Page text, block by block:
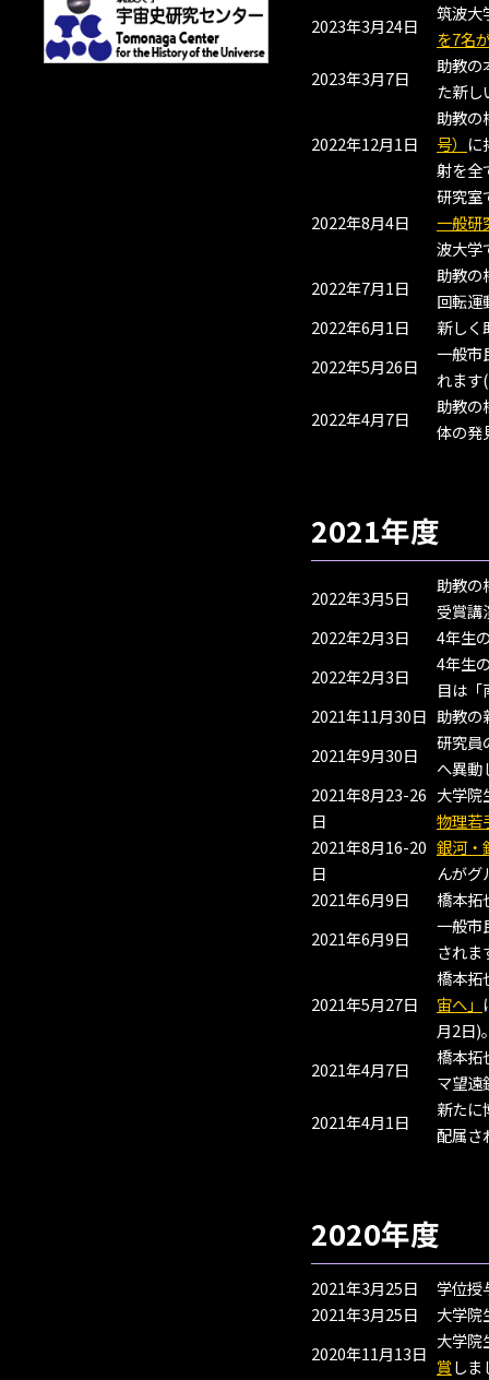
2023年3月24日
筑波大
を7名
2023年3月7日
助教の
た新し
2022年12月1日
助教の
号） に
射を全
2022年8月4日
研究室
一般研
波大学
2022年7月1日
助教の
回転運
2022年6月1日
新しく
2022年5月26日
一般市
れます
2022年4月7日
助教の
体の発
2021年度
2022年3月5日
助教の
受賞講
2022年2月3日
4年生
2022年2月3日
4年生
目は
2021年11月30日 助教の
2021年9月30日
研究員
へ異動
2021年8月23-26
日
大学院
物理若
2021年8月16-20
日
銀河・
んがグ
2021年6月9日
橋本拓
2021年6月9日
一般市
され
2021年5月27日
橋本拓
宙へ」
月2日)
2021年4月7日
橋本拓
マ望遠
2021年4月1日
新たに
配属さ
2020年度
2021年3月25日
学位授
2021年3月25日
大学院
2020年11月13日
大学院
賞しま